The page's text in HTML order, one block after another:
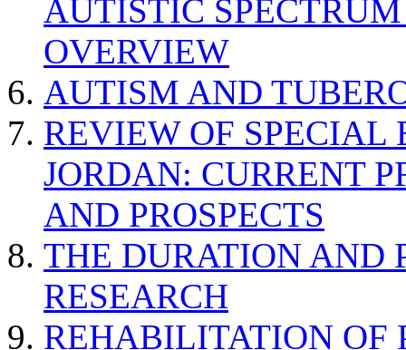
AUTISTIC
OVERVIEW
AUTISM AND
REVIEW OF SPECIAL
JORDAN: CURRENT
AND PROSPECTS
THE DURATION AND
RESEARCH
REHABILITATION OF